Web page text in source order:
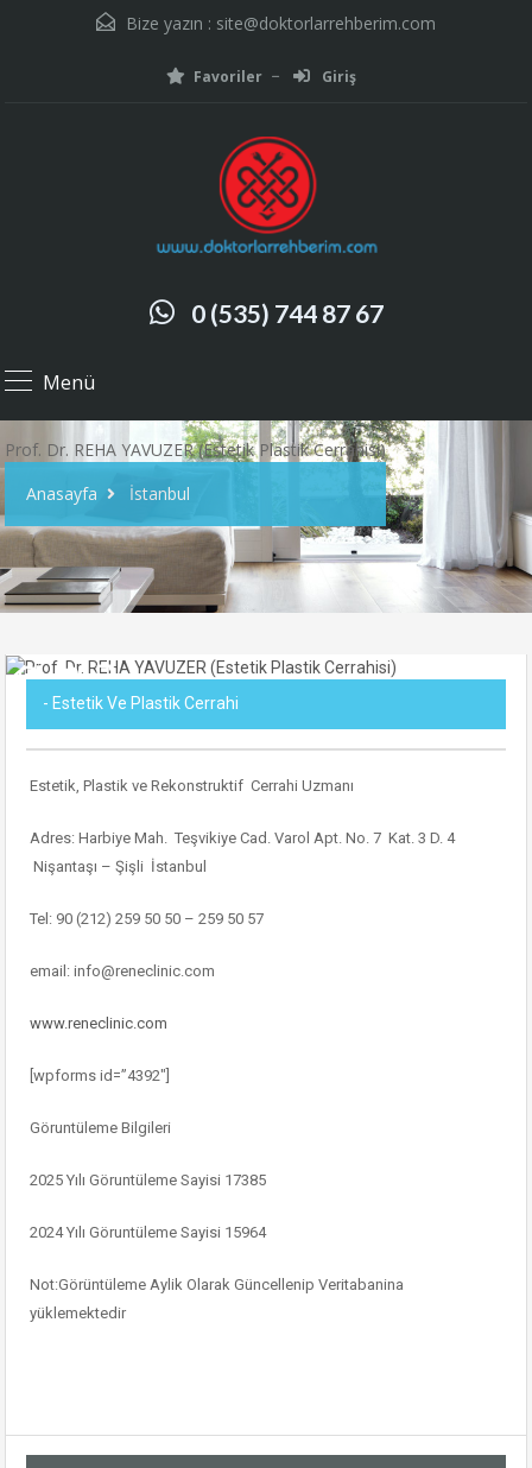
Bize yazın : site@doktorlarrehberim.com
Favoriler Giriş
0 (535) 744 87 67
Menü
Prof. Dr. REHA YAVUZER (Estetik Plastik Cerrahisi)
Anasayfa
İstanbul
- Estetik Ve Plastik Cerrahi
Estetik, Plastik ve Rekonstruktif Cerrahi Uzmanı
Adres: Harbiye Mah. Teşvikiye Cad. Varol Apt. No. 7 Kat. 3 D. 4
Nişantaşı – Şişli İstanbul
Tel: 90 (212) 259 50 50 – 259 50 57
email: info@reneclinic.com
www.reneclinic.com
[wpforms id=”4392″]
Göruntüleme Bilgileri
2025 Yılı Göruntüleme Sayisi 17385
2024 Yılı Göruntüleme Sayisi 15964
Not:Görüntüleme Aylik Olarak Güncellenip Veritabanina
yüklemektedir